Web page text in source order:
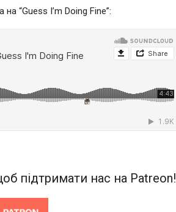
“Guess I’m Doing Fine”:
підтримати нас на Patreon!